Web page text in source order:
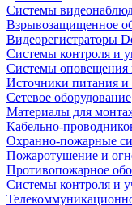
Системы
Взрывозащищенное
Видеорегистраторы
Системы контроля и
Системы оповещения
Источники питания и
Сетевое оборудование
Материалы для
Кабельно-
Охранно-пожарные
Пожаротушение и
Противопожарное
Системы контроля и